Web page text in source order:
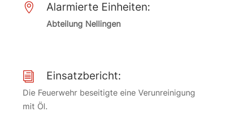
 Alarmierte Einheiten:
Abteilung Nellingen
i Einsatzbericht:
Die Feuerwehr beseitigte eine Verunreinigung
mit Öl.